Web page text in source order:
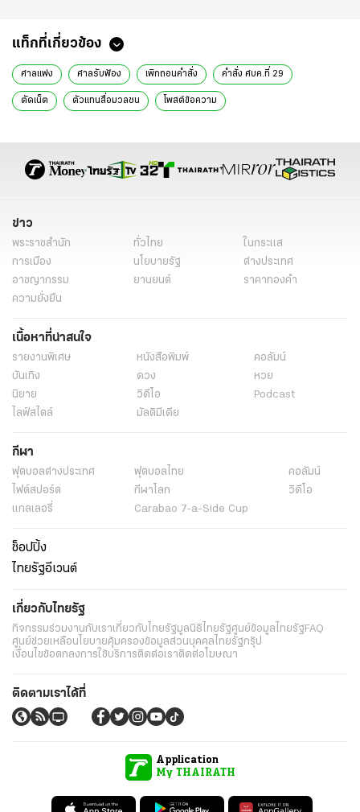
แท็กที่เกี่ยวข้อง
ศาลแพ่ง ศาลรับฟ้อง เพิกถอนคำสั่ง คำสั่ง ศบค.ที่ 29
ตัดเน็ต ตัวแทนสื่อมวลชน โพสต์ข้อความ
ข่าว
พระราชสำนัก ทั่วไทย
ในกระแส
การเมือง
นโยบายรัฐ
ต่างประเทศ
อาชญากรรม
ยานยนต์
ราคาทองคำ
ความยั่งยืน
เนื้อหาที่น่าสนใจ
รายงานพิเศษ หนังสือพิมพ์
คอลัมน์
บันเทิง
ดวง
หวย
นิยาย
วิดีโอ
Podcast
ไลฟ์สไตล์
มัลติมีเดีย
กีฬา
ฟุตบอลต่่างประเทศ ฟุตบอลไทย
คอลัมน์
ไฟต์สปอร์ต
กีฬาโลก
วิดีโอ
แกลเลอรี่
Carabao 7-a-Side Cup
ช็อปปิ้ง
ไทยรัฐอีเวนต์
เกี่ยวกับไทยรัฐ
กิจกรรมร่วมงานกับเราเกี่ยวกับไทยรัฐมูลนิธิไทยรัฐศูนย์ข้อมูลไทยรัฐFAQ
ศูนย์ช่วยเหลือนโยบายคุ้มครองข้อมูลส่วนบุคคลไทยรัฐกรุ๊ป
เงื่อนไขข้อตกลงการใช้บริการติดต่อเราติดต่อโฆษณา
ติดตามเราได้ที่
Application
My THAIRATH